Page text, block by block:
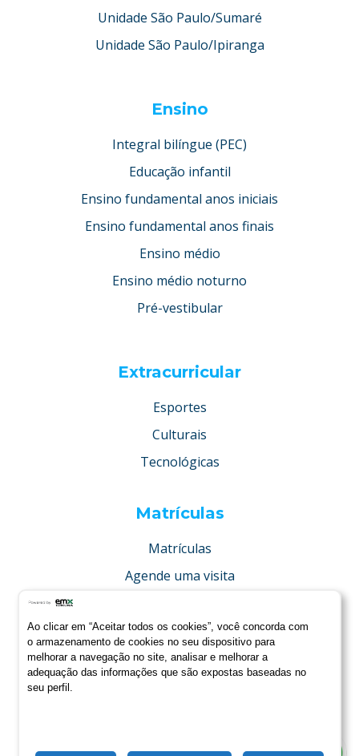
Unidade São Paulo/Sumaré
Unidade São Paulo/Ipiranga
Ensino
Integral bilíngue (PEC)
Educação infantil
Ensino fundamental anos iniciais
Ensino fundamental anos finais
Ensino médio
Ensino médio noturno
Pré-vestibular
Extracurricular
Esportes
Culturais
Tecnológicas
Matrículas
Matrículas
Agende uma visita
Condições especiais
Ao clicar em “Aceitar todos os cookies”, você concorda com
o armazenamento de cookies no seu dispositivo para
melhorar a navegação no site, analisar e melhorar a
adequação das informações que são expostas baseadas no
seu perfil.